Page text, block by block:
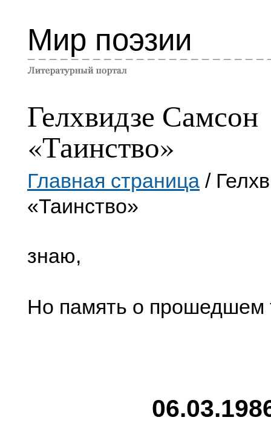
Мир поэзии
Гелхвидзе Самсон
«Таинство»
Главная страница /
«Таинство»
знаю,
Но память о